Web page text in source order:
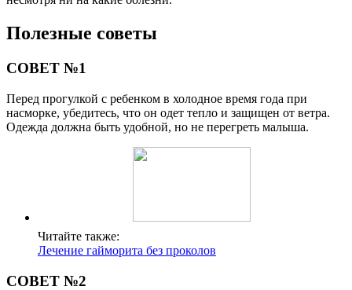
Полезные советы
СОВЕТ №1
Перед прогулкой с ребенком в холодное время года при
насморке, убедитесь, что он одет тепло и защищен от ветра.
Одежда должна быть удобной, но не перегреть малыша.
Читайте также:
Лечение гайморита без проколов
СОВЕТ №2